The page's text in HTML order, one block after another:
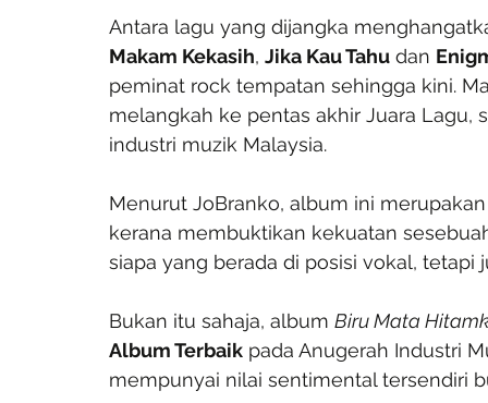
Antara lagu yang dijangka
Makam Kekasih, Jika Kau Tahu dan
peminat rock tempatan sehingga kini.
melangkah ke pentas akhir Juara
industri muzik Malaysia.
Menurut JoBranko, album ini
kerana membuktikan kekuatan
siapa yang berada di posisi vokal, tetapi
Bukan itu sahaja, album Biru Mata
Album Terbaik pada Anugerah Industri
mempunyai nilai sentimental tersendiri